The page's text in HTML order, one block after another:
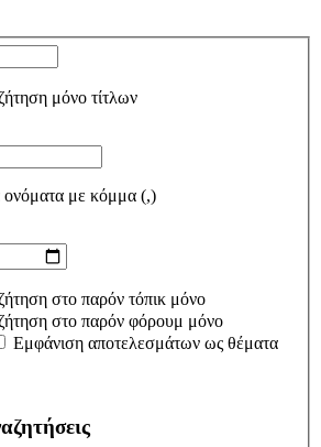
μόνο τίτλων
ονόματα με κόμμα (,)
στο παρόν τόπικ μόνο
στο παρόν φόρουμ μόνο
Εμφάνιση αποτελεσμάτων ως θέματα